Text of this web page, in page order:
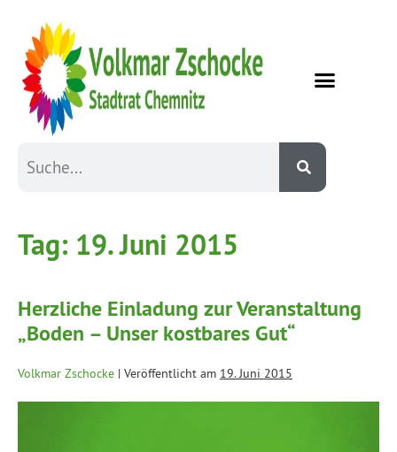
Tag: 19. Juni 2015
Herzliche Einladung zur Veranstaltung
„Boden – Unser kostbares Gut“
Volkmar Zschocke | Veröffentlicht am 19. Juni 2015